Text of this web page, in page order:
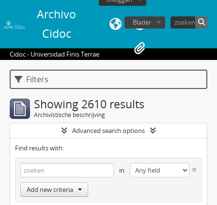
Archivo
Cidoc
Blader
Cidoc - Universidad Finis Terrae
Filters
Showing 2610 results
Archivistische beschrijving
Advanced search options
Find results with:
in
Add new criteria